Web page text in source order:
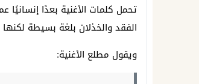
تحمل كلمات الأغنية بعدًا
الفقد والخذلان بلغة بسيطة
ويقول مطلع الأغنية: